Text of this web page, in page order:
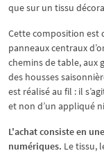
que sur un tissu
Cette composition est
panneaux centraux
chemins de table, aux
des housses
est réalisé au fil : il
et non d’un appliqué
L'achat consiste en
numériques. Le tissu,